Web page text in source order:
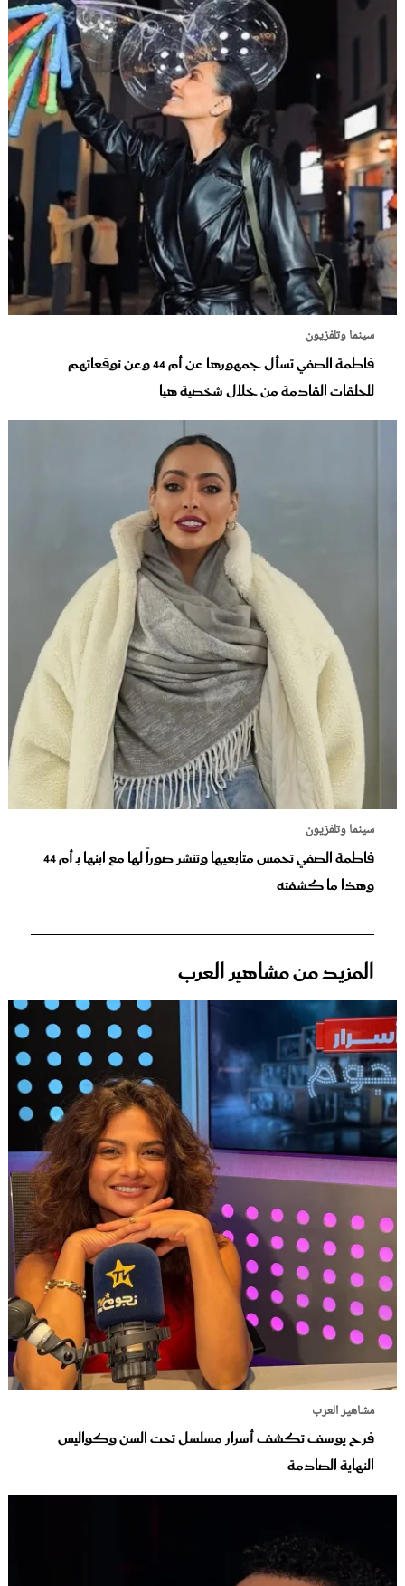
سينما وتلفزيون
فاطمة الصفي تسأل جمهورها عن أم 44 وعن توقعاتهم
للحلقات القادمة من خلال شخصية هيا
سينما وتلفزيون
فاطمة الصفي تحمس متابعيها وتنشر صوراً لها مع ابنها بـ أم 44
وهذا ما كشفته
المزيد من مشاهير العرب
مشاهير العرب
فرح يوسف تكشف أسرار مسلسل تحت السن وكواليس
النهاية الصادمة